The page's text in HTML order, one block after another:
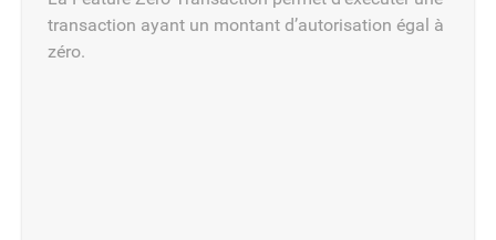
transaction ayant un montant d’autorisation égal à
zéro.